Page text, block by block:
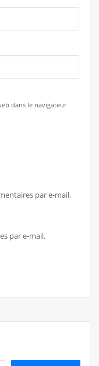
dans le navigateur
par e-mail.
par e-mail.